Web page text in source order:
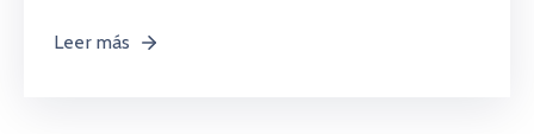
Leer más